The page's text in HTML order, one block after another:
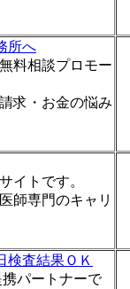
所へ
料相談プロモー
求・お金の悩み
イトです。
専門のキャリ
検査結果ＯＫ
パートナーで